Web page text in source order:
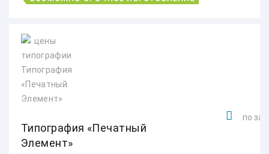
Типография «Печатный
Элемент»
по